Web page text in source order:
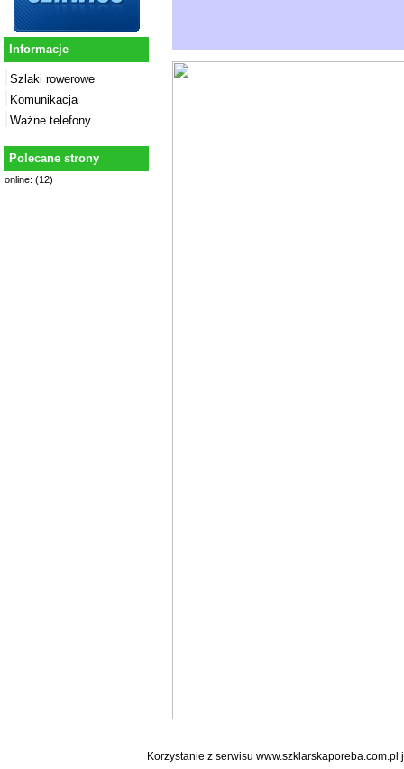
Informacje
Szlaki rowerowe
Komunikacja
Ważne telefony
Polecane strony
online: (12)
Korzystanie z serwisu